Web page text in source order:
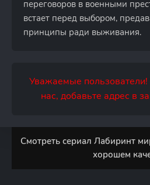
переговоров в военными
встает перед выбором,
принципы ради выживания.
Уважаемые пользователи!
нас, добавьте адрес в
Смотреть сериал Лабиринт
хорошем